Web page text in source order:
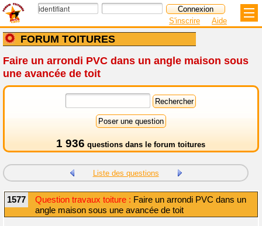
FORUM TOITURES
S'inscrire Aide
Faire un arrondi PVC dans un angle maison sous
une avancée de toit
1 936 questions dans le forum toitures
Liste des questions
1577 Question travaux toiture : Faire un arrondi PVC dans un
angle maison sous une avancée de toit